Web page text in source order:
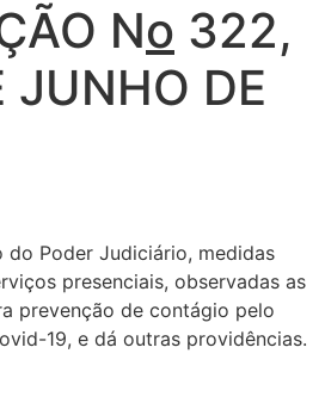
No 322,
JUNHO DE
do Poder Judiciário, medidas
presenciais, observadas as
prevenção de contágio pelo
19, e dá outras providências.